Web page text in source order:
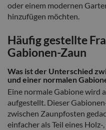
oder einem modernen
hinzufügen möchten.
Häufig gestellte
Gabionen-Zaun
Was ist der Unterschied
und einer normalen
Eine normale Gabione wird
aufgestellt. Dieser
zwischen Zaunpfosten
einfacher als Teil eines